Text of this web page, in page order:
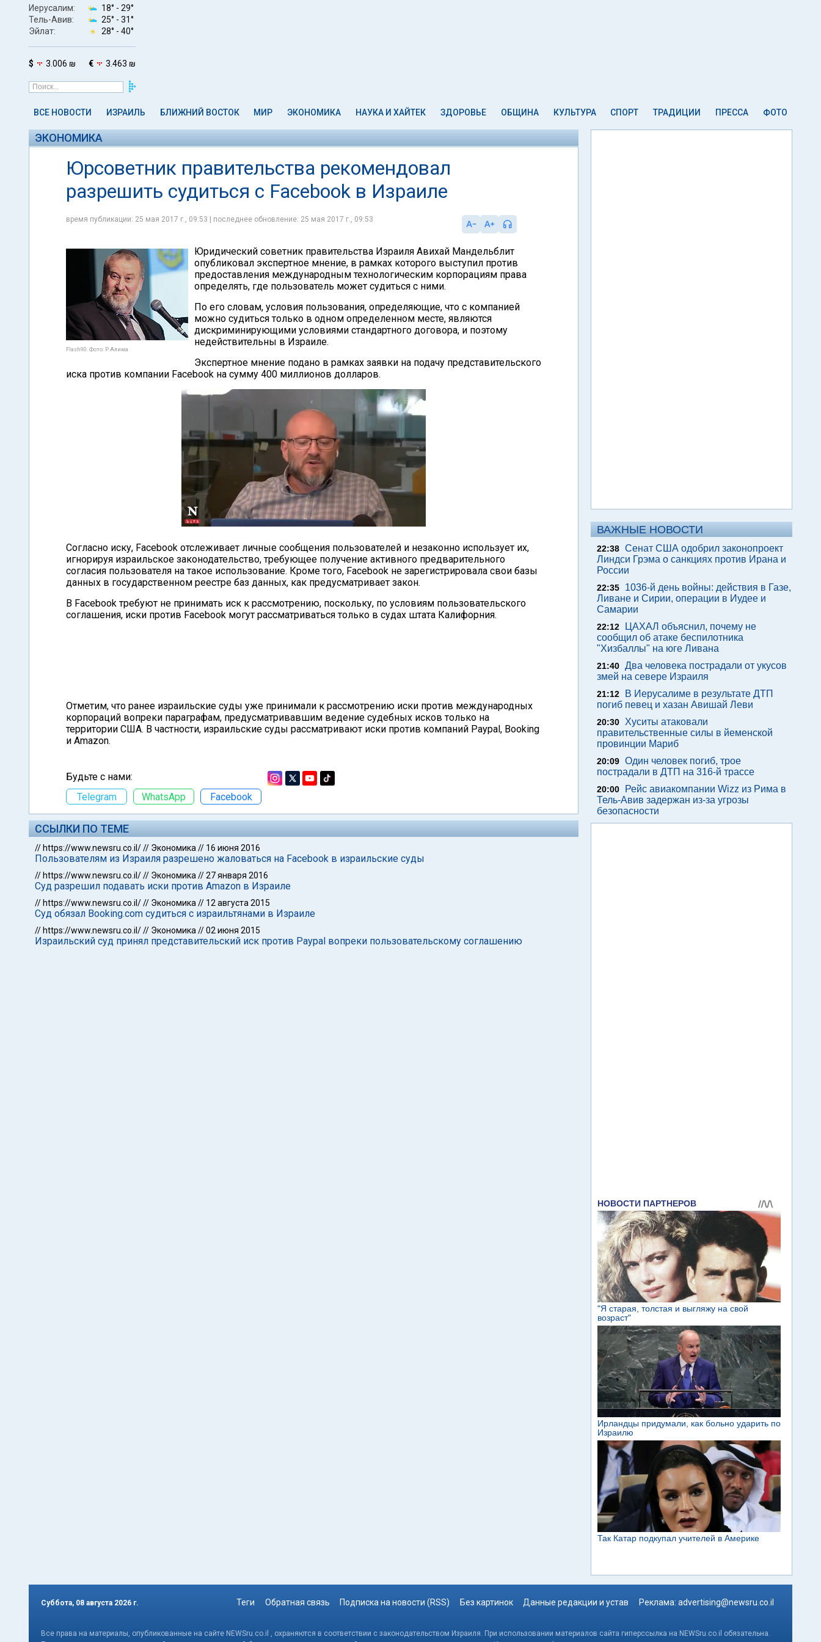
Иерусалим: 18° - 29°
Тель-Авив:
25° - 31°
Эйлат:
28° - 40°
$ 3.006 ₪ € 3.463 ₪
ВСЕ НОВОСТИ ИЗРАИЛЬ БЛИЖНИЙ ВОСТОК МИР ЭКОНОМИКА НАУКА И ХАЙТЕК ЗДОРОВЬЕ ОБЩИНА КУЛЬТУРА СПОРТ ТРАДИЦИИ ПРЕССА ФОТО
ЭКОНОМИКА
Юрсоветник правительства рекомендовал
разрешить судиться с Facebook в Израиле
время публикации: 25 мая 2017 г., 09:53 | последнее обновление: 25 мая 2017 г., 09:53
Flash90. Фото: Р.Алима
Юридический советник правительства Израиля Авихай Мандельблит
опубликовал экспертное мнение, в рамках которого выступил против
предоставления международным технологическим корпорациям права
определять, где пользователь может судиться с ними.
По его словам, условия пользования, определяющие, что с компанией
можно судиться только в одном определенном месте, являются
дискриминирующими условиями стандартного договора, и поэтому
недействительны в Израиле.
Экспертное мнение подано в рамках заявки на подачу представительского
иска против компании Facebook на сумму 400 миллионов долларов.
Согласно иску, Facebook отслеживает личные сообщения пользователей и незаконно использует их,
игнорируя израильское законодательство, требующее получение активного предварительного
согласия пользователя на такое использование. Кроме того, Facebook не зарегистрировала свои базы
данных в государственном реестре баз данных, как предусматривает закон.
В Facebook требуют не принимать иск к рассмотрению, поскольку, по условиям пользовательского
соглашения, иски против Facebook могут рассматриваться только в судах штата Калифорния.
Отметим, что ранее израильские суды уже принимали к рассмотрению иски против международных
корпораций вопреки параграфам, предусматривавшим ведение судебных исков только на
территории США. В частности, израильские суды рассматривают иски против компаний Paypal, Booking
и Amazon.
Будьте с нами:
Telegram
WhatsApp Facebook
ССЫЛКИ ПО ТЕМЕ
// https://www.newsru.co.il/// Экономика // 16 июня 2016
Пользователям из Израиля разрешено жаловаться на Facebook в израильские суды
// https://www.newsru.co.il/// Экономика //27 января 2016
Суд разрешил подавать иски против Amazon в Израиле
// https://www.newsru.co.il/// Экономика // 12 августа 2015
Суд обязал Booking.com судиться с израильтянами в Израиле
// https://www.newsru.co.il/// Экономика //02 июня 2015
Израильский суд принял представительский иск против Paypal вопреки пользовательскому соглашению
ВАЖНЫЕ НОВОСТИ
22:38 Сенат США одобрил законопроект
Линдси Грэма о санкциях против Ирана и
России
22:35
1036-й день войны: действия в Газе,
Ливане и Сирии, операции в Иудее и
Самарии
22:12
ЦАХАЛ объяснил, почему не
сообщил об атаке беспилотника
"Хизбаллы" на юге Ливана
21:40 Два человека пострадали от укусов
змей на севере Израиля
21:12
В Иерусалиме в результате ДТП
погиб певец и хазан Авишай Леви
20:30
Хуситы атаковали
правительственные силы в йеменской
провинции Мариб
20:09 Один человек погиб, трое
пострадали в ДТП на 316-й трассе
20:00
Рейс авиакомпании Wizz из Рима в
Тель-Авив задержан из-за угрозы
безопасности
Суббота, 08 августа 2026 г. Теги Обратная связь Подписка на новости (RSS) Без картинок Данные редакции и устав Реклама: advertising@newsru.co.il
Все права на материалы, опубликованные на сайте NEWSru.co.il , охраняются в соответствии с законодательством Израиля. При использовании материалов сайта гиперссылка на NEWSru.co.il обязательна.